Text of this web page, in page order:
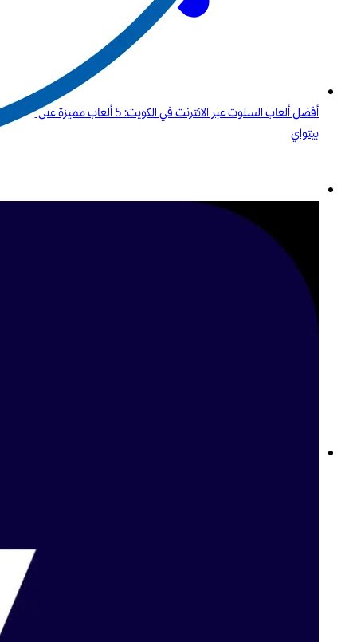
أفضل ألعاب السلوت عبر الانترنت في الكويت: 5 ألعاب مميزة على منصة
بيتواي